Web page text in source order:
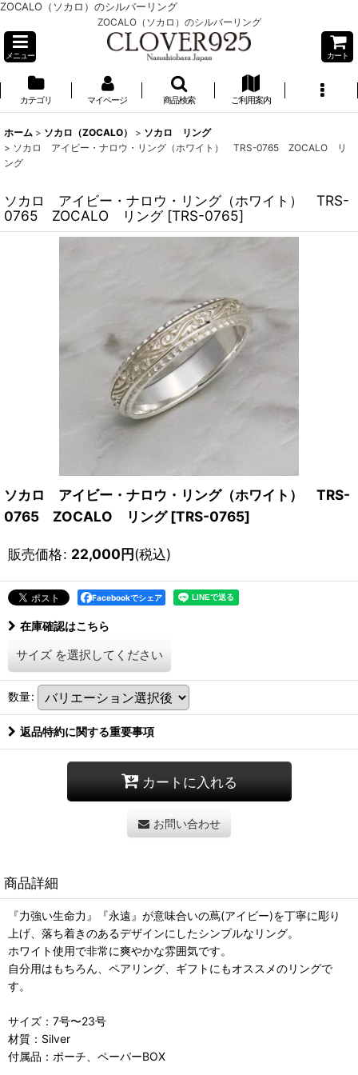
ZOCALO（ソカロ）のシルバーリング
ZOCALO（ソカロ）のシルバーリング
メニュー カート
カテゴリ マイページ 商品検索 ご利用案内
ホーム > ソカロ（ZOCALO） > ソカロ リング
> ソカロ アイビー・ナロウ・リング（ホワイト） TRS-0765 ZOCALO リ
ング
ソカロ アイビー・ナロウ・リング（ホワイト） TRS-
0765 ZOCALO リング [TRS-0765]
ソカロ アイビー・ナロウ・リング（ホワイト） TRS-
0765 ZOCALO リング [TRS-0765]
販売価格: 22,000円(税込)
Facebookでシェア
在庫確認はこちら
サイズ を選択してください
数量:
返品特約に関する重要事項
カートに入れる
お問い合わせ
商品詳細
『力強い生命力』『永遠』が意味合いの蔦(アイビー)を丁寧に彫り
上げ、落ち着きのあるデザインにしたシンプルなリング。
ホワイト使用で非常に爽やかな雰囲気です。
自分用はもちろん、ペアリング、ギフトにもオススメのリングで
す。
サイズ：7号〜23号
材質：Silver
付属品：ポーチ、ペーパーBOX